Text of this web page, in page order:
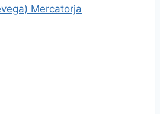
Mercatorja